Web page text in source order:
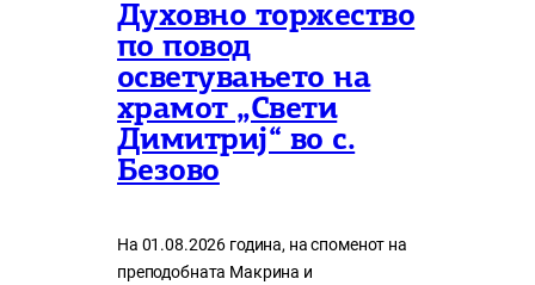
Духовно торжество
по повод
осветувањето на
храмот „Свети
Димитриј“ во с.
Безово
На 01.08.2026 година, на споменот на
преподобната Макрина и